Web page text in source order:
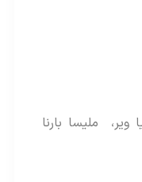
ویر، ملیسا بارنا